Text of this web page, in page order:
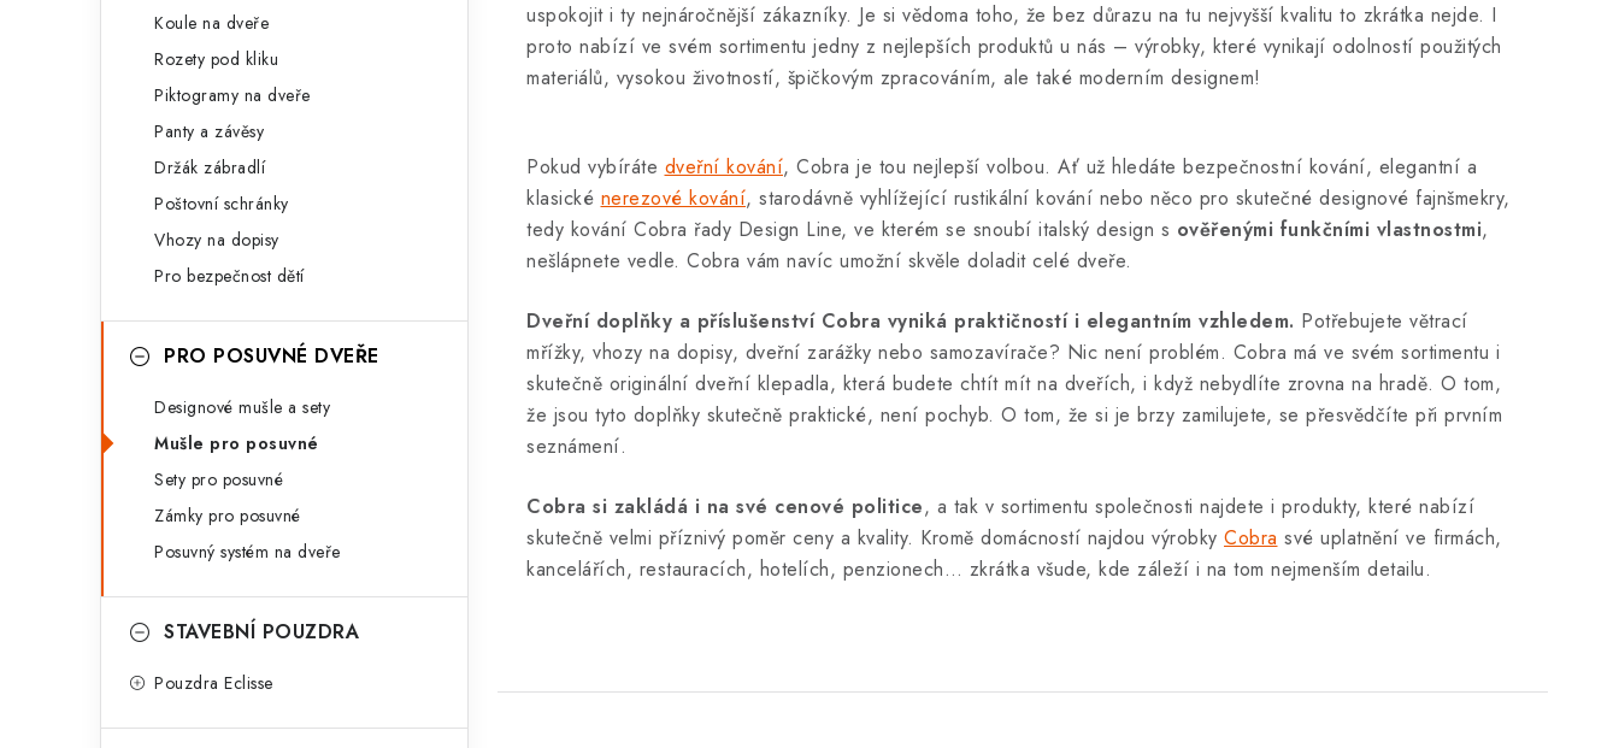
Koule na dveře
Rozety pod kliku
Piktogramy na dveře
Panty a závěsy
Držák zábradlí
Poštovní schránky
Vhozy na dopisy
Pro bezpečnost dětí
PRO POSUVNÉ DVEŘE
Designové mušle a sety
Mušle pro posuvné
Sety pro posuvné
Zámky pro posuvné
Posuvný systém na dveře
STAVEBNÍ POUZDRA
Pouzdra Eclisse
uspokojit i ty nejnáročnější zákazníky. Je si vědoma toho, že bez důrazu na tu nejvyšší kvalitu to zkrátka nejde. I
proto nabízí ve svém sortimentu jedny z nejlepších produktů u nás – výrobky, které vynikají odolností použitých
materiálů, vysokou životností, špičkovým zpracováním, ale také moderním designem!
Pokud vybíráte dveřní kování, Cobra je tou nejlepší volbou. Ať už hledáte bezpečnostní kování, elegantní a
klasické nerezové kování, starodávně vyhlížející rustikální kování nebo něco pro skutečné designové fajnšmekry,
tedy kování Cobra řady Design Line, ve kterém se snoubí italský design s ověřenými funkčními vlastnostmi,
nešlápnete vedle. Cobra vám navíc umožní skvěle doladit celé dveře.
Dveřní doplňky a příslušenství Cobra vyniká praktičností i elegantním vzhledem. Potřebujete větrací
mřížky, vhozy na dopisy, dveřní zarážky nebo samozavírače? Nic není problém. Cobra má ve svém sortimentu i
skutečně originální dveřní klepadla, která budete chtít mít na dveřích, i když nebydlíte zrovna na hradě. O tom,
že jsou tyto doplňky skutečně praktické, není pochyb. O tom, že si je brzy zamilujete, se přesvědčíte při prvním
seznámení.
Cobra si zakládá i na své cenové politice, a tak v sortimentu společnosti najdete i produkty, které nabízí
skutečně velmi příznivý poměr ceny a kvality. Kromě domácností najdou výrobky Cobra své uplatnění ve firmách,
kancelářích, restauracích, hotelích, penzionech… zkrátka všude, kde záleží i na tom nejmenším detailu.